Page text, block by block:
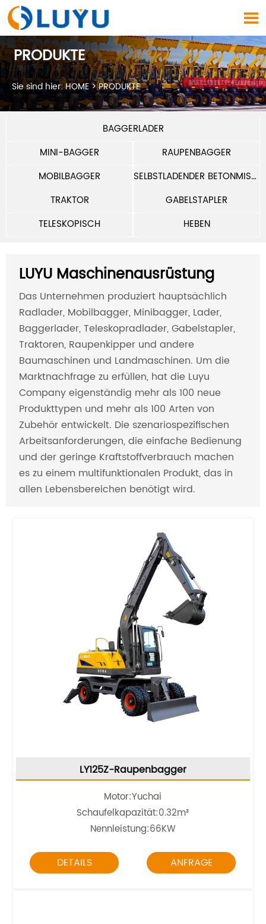

PRODUKTE
Sie sind hier:HOME>PRODUKTE
BAGGERLADER
MINI-BAGGER
RAUPENBAGGER
MOBILBAGGER
SELBSTLADENDER BETONMISCHER
TRAKTOR
GABELSTAPLER
TELESKOPISCH
HEBEN
LUYU Maschinenausrüstung
Das Unternehmen produziert hauptsächlich
Radlader, Mobilbagger, Minibagger, Lader,
Baggerlader, Teleskopradlader, Gabelstapler,
Traktoren, Raupenkipper und andere
Baumaschinen und Landmaschinen. Um die
Marktnachfrage zu erfüllen, hat die Luyu
Company eigenständig mehr als 100 neue
Produkttypen und mehr als 100 Arten von
Zubehör entwickelt. Die szenariospezifischen
Arbeitsanforderungen, die einfache Bedienung
und der geringe Kraftstoffverbrauch machen
es zu einem multifunktionalen Produkt, das in
allen Lebensbereichen benötigt wird.
LY125Z-Raupenbagger
Motor:Yuchai
Schaufelkapazität:0.32m³
Nennleistung:66KW
DETAILS ANFRAGE